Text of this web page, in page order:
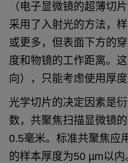
（电子显微镜的超薄切
采用了入射光的方法，
或更多，但表面下方的
度和物镜的工作距离。
向），只能考虑使用厚
光学切片的决定因素是
数，共聚焦扫描显微镜
0.5毫米。标准共聚焦应
的样本厚度为50 µm以内